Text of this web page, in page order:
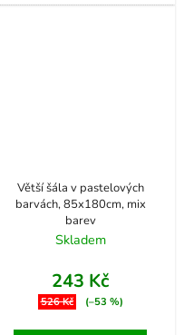
Větší šála v pastelových
barvách, 85x180cm, mix
barev
Skladem
243 Kč
526 Kč (–53 %)